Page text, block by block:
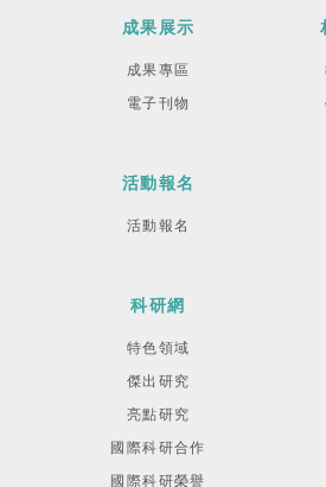
成果展示
成果專區
電子刊物
活動報名
活動報名
科研網
特色領域
傑出研究
亮點研究
國際科研合作
國際科研榮譽